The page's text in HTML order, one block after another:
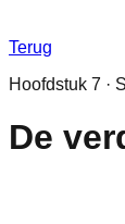
Terug
Hoofdstuk 7 ·
De